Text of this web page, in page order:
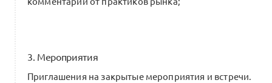
0 комментариев
3. Мероприятия
Приглашения на закрытые мероприятия и встречи.